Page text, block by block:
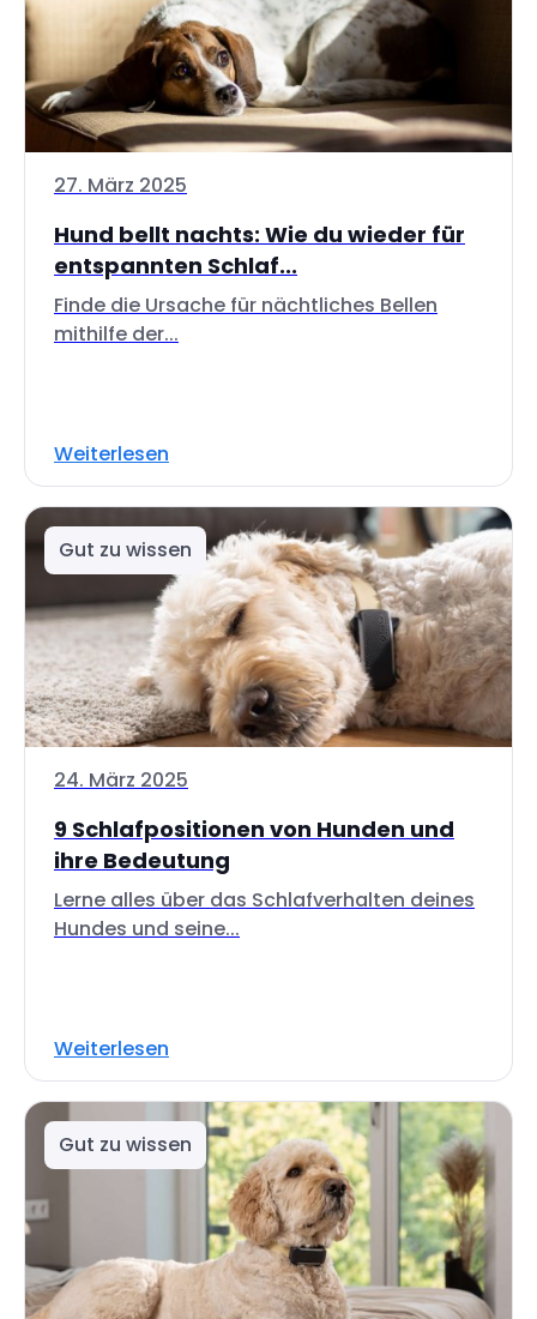
27. März 2025
Hund bellt nachts: Wie du wieder für
entspannten Schlaf...
Finde die Ursache für nächtliches Bellen
mithilfe der...
Weiterlesen
Gut zu wissen
24. März 2025
9 Schlafpositionen von Hunden und
ihre Bedeutung
Lerne alles über das Schlafverhalten deines
Hundes und seine...
Weiterlesen
Gut zu wissen